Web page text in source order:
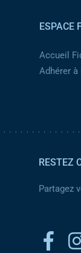
ESPACE
Accueil
Adhérer à
RESTEZ
Partagez